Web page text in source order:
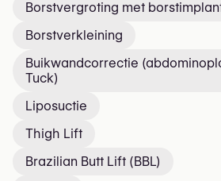
Borstvergroting met
Borstverkleining
Buikwandcorrectie
Tuck)
Liposuctie
Thigh Lift
Brazilian Butt Lift (BBL)